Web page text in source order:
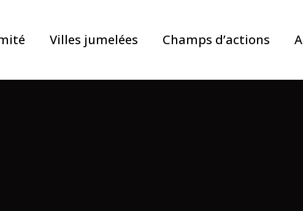
Villes jumelées Champs d’actions